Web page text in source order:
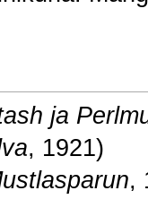
ja
, 1921)
,